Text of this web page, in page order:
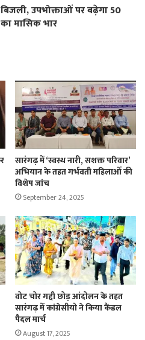
उपभोक्ताओं पर बढ़ेगा 50
मासिक भार
सारंगढ़ में ‘स्वस्थ नारी, सशक्त परिवार’
अभियान के तहत गर्भवती महिलाओं की
विशेष जांच
September 24, 2025
वोट चोर गद्दी छोड़ आंदोलन के तहत
सारंगढ़ में कांग्रेसीयो ने किया कैंडल
पैदल मार्च
August 17, 2025